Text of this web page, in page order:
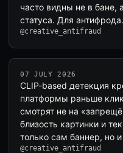
часто видны не в бане,
статуса. Для
@creative_antifraud
07 JULY 2026
CLIP-based детекция
платформы раньше
смотрят не на
близость картинки и
только сам баннер, но
@creative_antifraud